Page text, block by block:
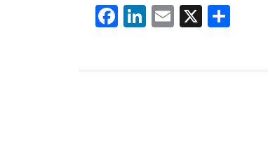
F Li E X